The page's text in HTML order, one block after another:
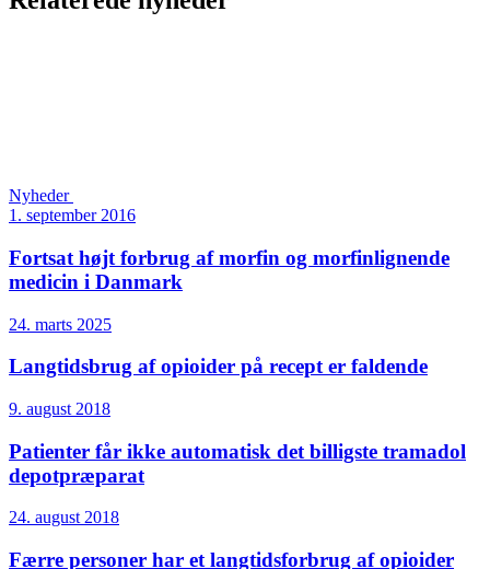
Nyheder
1. september 2016
Fortsat højt forbrug af morfin og morfinlignende
medicin i Danmark
24. marts 2025
Langtidsbrug af opioider på recept er faldende
9. august 2018
Patienter får ikke automatisk det billigste tramadol
depot­præparat
24. august 2018
Færre personer har et langtidsforbrug af opioider